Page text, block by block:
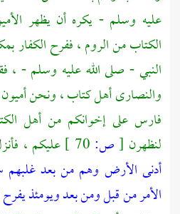
عليه وسلم - يكره أن يظهر
الكتاب منالروم ،ففرح الكفار
النبي - صلى الله عليه وسلم - ،
والنصارىأهل كتاب ، ونحن
فارسعلى إخوانكم من أهل
لنظهرن [ص: عليكم ،
أدنى الأرض وهم من بعد غلبهم
الأمر من قبل ومن بعد ويومئذ يفرح